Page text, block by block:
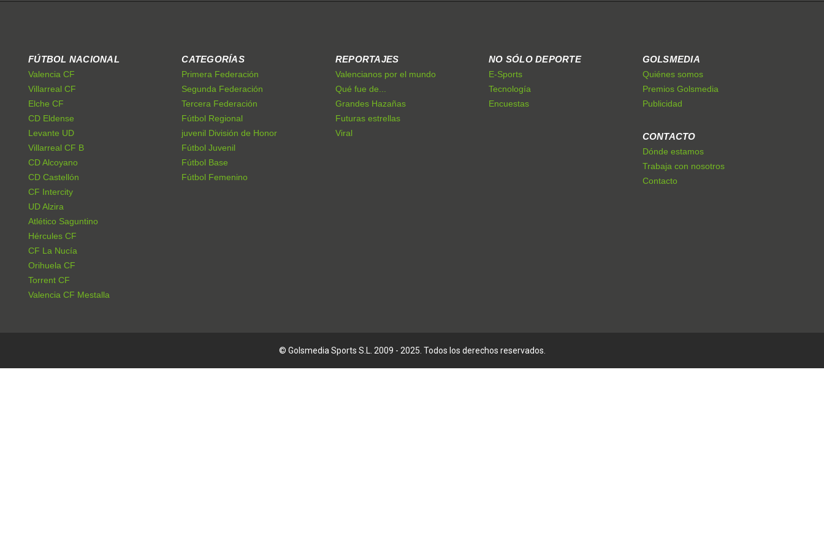
FÚTBOL NACIONAL
Valencia CF
Villarreal CF
Elche CF
CD Eldense
Levante UD
Villarreal CF B
CD Alcoyano
CD Castellón
CF Intercity
UD Alzira
Atlético Saguntino
Hércules CF
CF La Nucía
Orihuela CF
Torrent CF
Valencia CF Mestalla
CATEGORÍAS
Primera Federación
Segunda Federación
Tercera Federación
Fútbol Regional
juvenil División de Honor
Fútbol Juvenil
Fútbol Base
Fútbol Femenino
REPORTAJES
Valencianos por el mundo
Qué fue de...
Grandes Hazañas
Futuras estrellas
Viral
NO SÓLO DEPORTE
E-Sports
Tecnología
Encuestas
GOLSMEDIA
Quiénes somos
Premios Golsmedia
Publicidad
CONTACTO
Dónde estamos
Trabaja con nosotros
Contacto
© Golsmedia Sports S.L. 2009 - 2025. Todos los derechos reservados.